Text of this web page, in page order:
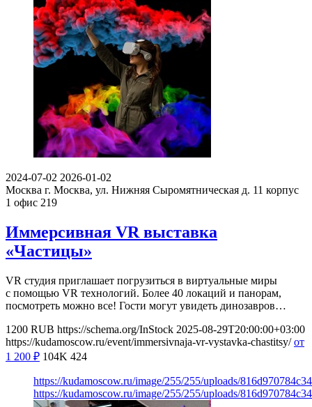
2024-07-02 2026-01-02
Москва г. Москва, ул. Нижняя Сыромятническая д. 11 корпус
1 офис 219
Иммерсивная VR выставка
«Частицы»
VR студия приглашает погрузиться в виртуальные миры
с помощью VR технологий. Более 40 локаций и панорам,
посмотреть можно все! Гости могут увидеть динозавров…
1200 RUB https://schema.org/InStock 2025-08-29T20:00:00+03:00
https://kudamoscow.ru/event/immersivnaja-vr-vystavka-chastitsy/ от
1 200 ₽ 104K 424
https://kudamoscow.ru/image/255/255/uploads/
https://kudamoscow.ru/image/255/255/uploads/